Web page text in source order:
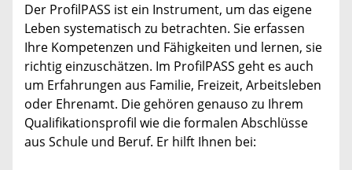
Der ProfilPASS ist ein Instrument, um das eigene
Leben systematisch zu betrachten. Sie erfassen
Ihre Kompetenzen und Fähigkeiten und lernen, sie
richtig einzuschätzen. Im ProfilPASS geht es auch
um Erfahrungen aus Familie, Freizeit, Arbeitsleben
oder Ehrenamt. Die gehören genauso zu Ihrem
Qualifikationsprofil wie die formalen Abschlüsse
aus Schule und Beruf. Er hilft Ihnen bei: